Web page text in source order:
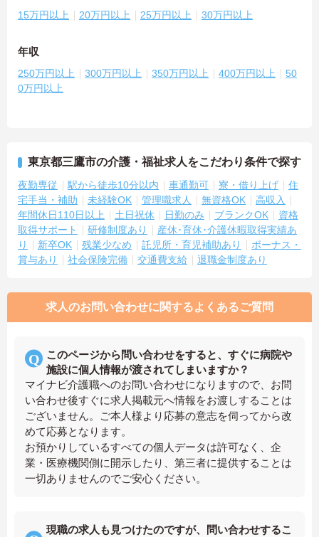
15万円以上 20万円以上 25万円以上 30万円以上
年収
250万円以上 300万円以上 350万円以上 400万円以上
50
0万円以上
東京都三鷹市の介護・福祉求人をこだわり条件で探す
夜勤専従 駅から徒歩10分以内 車通勤可 寮・借り上げ
住
宅手当・補助
未経験OK 管理職求人 無資格OK
高収入
年間休日110日以上
土日祝休 日勤のみ ブランクOK
資格
取得サポート
研修制度あり
産休･育休･介護休暇取得実績あ
り
新卒OK 残業少なめ 託児所・育児補助あり
ボーナス・
賞与あり
社会保険完備 交通費支給 退職金制度あり
求人のお問い合わせに関するよくあるご質問
このページから問い合わせをすると、すぐに病院や
施設に個人情報が渡されてしまいますか？
マイナビ介護職へのお問い合わせになりますので、お問
い合わせ後すぐに求人掲載元へ情報をお渡しすることは
ございません。ご本人様より応募の意志を伺ってから改
めて応募となります。
お預かりしているすべての個人データは許可なく、企
業・医療機関側に開示したり、第三者に提供することは
一切ありませんのでご安心ください。
現職の求人も見つけたのですが、問い合わせするこ